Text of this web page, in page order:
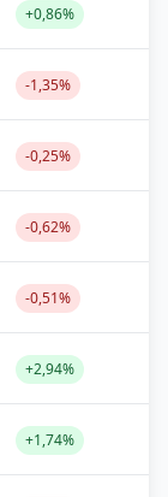
+0,86%
-1,35%
-0,25%
-0,62%
-0,51%
+2,94%
+1,74%